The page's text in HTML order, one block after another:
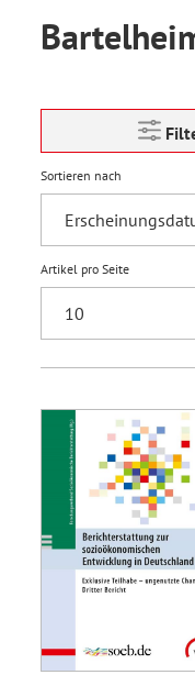
Sortieren nach
Artikel pro Seite